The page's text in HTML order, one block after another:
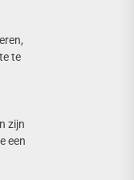
te
zijn
een